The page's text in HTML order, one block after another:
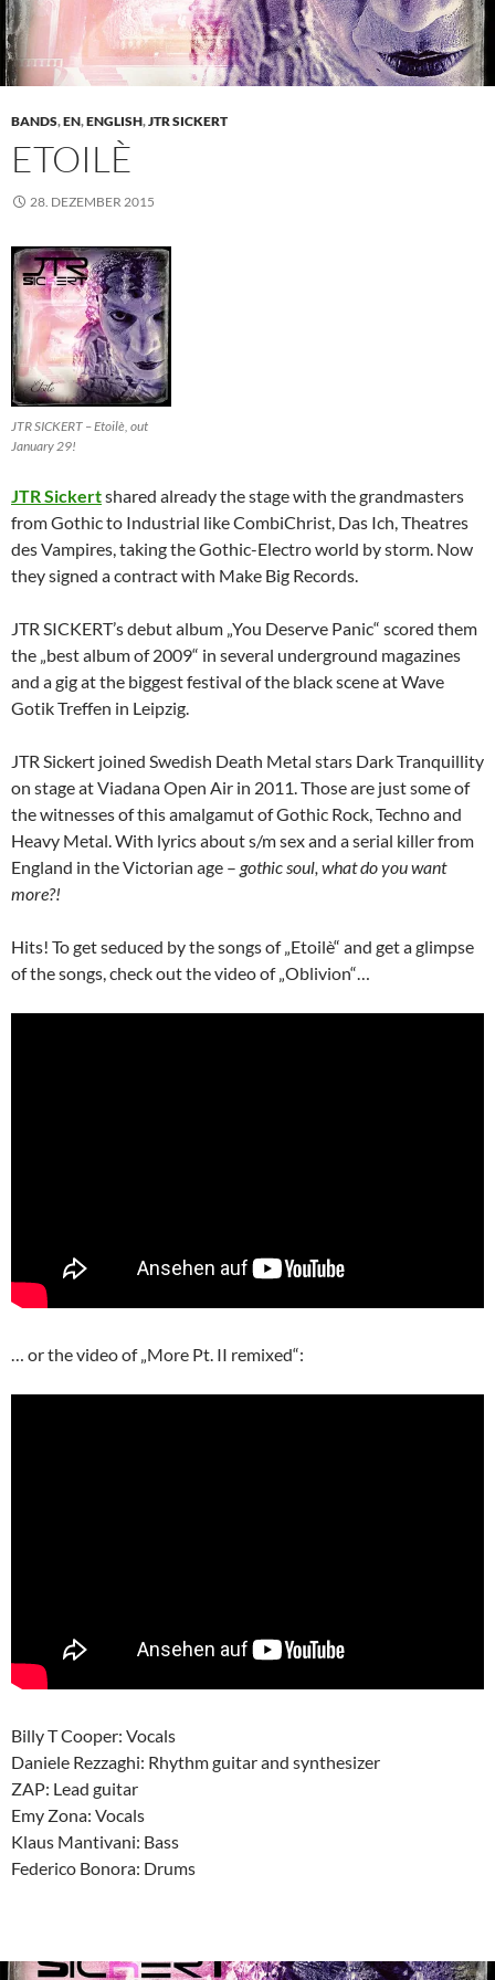
BANDS,EN,ENGLISH,JTR SICKERT
ETOILÈ
28. DEZEMBER 2015
JTR SICKERT – Etoilè, out
January 29!
JTR Sickertshared already the stage with the grandmasters
from Gothic to Industrial like CombiChrist, Das Ich, Theatres
des Vampires, taking the Gothic-Electro world by storm. Now
they signed a contract with Make Big Records.
JTR SICKERT’s debut album „You Deserve Panic“ scored them
the „best album of 2009“ in several underground magazines
and a gig at the biggest festival of the black scene at Wave
Gotik Treffen in Leipzig.
JTR Sickert joined Swedish Death Metal stars Dark Tranquillity
on stage at Viadana Open Air in 2011. Those are just some of
the witnesses of this amalgamut of Gothic Rock, Techno and
Heavy Metal. With lyrics about s/m sex and a serial killer from
England in the Victorian age – gothic soul, what do you want
more?!
Hits! To get seduced by the songs of „Etoilè“ and get a glimpse
of the songs, check out the video of „Oblivion“…
… or the video of „More Pt. II remixed“:
Billy T Cooper: Vocals
Daniele Rezzaghi: Rhythm guitar and synthesizer
ZAP: Lead guitar
Emy Zona: Vocals
Klaus Mantivani: Bass
Federico Bonora: Drums